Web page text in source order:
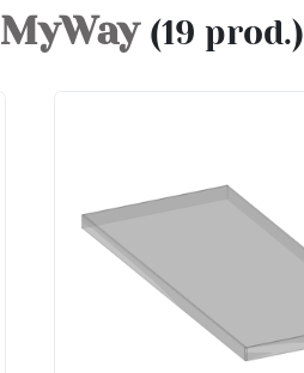
MyWay (19 prod.)